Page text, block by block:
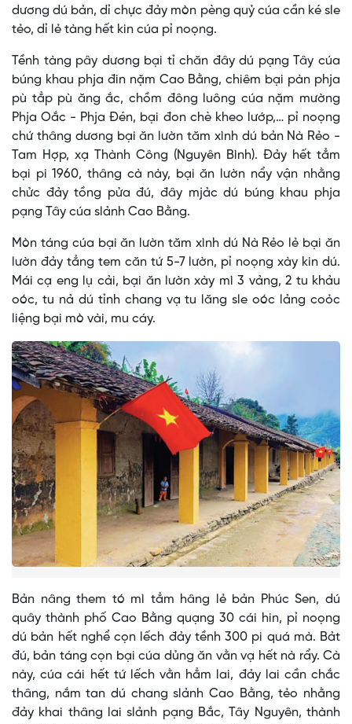
dương dú bản, dỉ chực đảy mòn pèng quỷ cúa cần ké sle
tẻo, dỉ lẻ tàng hết kin cúa pỉ noọng.
Tềnh tàng pây dương bại tỉ chăn đây dú pạng Tây cúa
búng khau phja đin nặm Cao Bằng, chiêm bại pàn phja
pù tẳp pù ăng ắc, chồm đông luông cúa nặm mường
Phja Oắc - Phja Đén, bại đon chè kheo lướp,… pỉ noọng
chứ thâng dương bại ăn lườn tăm xình dú bản Nà Rẻo -
Tam Hợp, xạ Thành Công (Nguyên Bình). Đảy hết tẳm
bại pi 1960, thâng cà này, bại ăn lườn nẩy vận nhằng
chửc đảy tồng pửa đú, đây mjảc dú búng khau phja
pạng Tây cúa slảnh Cao Bằng.
Mòn táng cúa bại ăn lườn tăm xình dú Nà Rẻo lẻ bại ăn
lườn đảy tẳng tem căn tứ 5-7 lườn, pỉ noọng xày kin dú.
Mái cạ eng lụ cải, bại ăn lườn xày mì 3 vảng, 2 tu khảu
oóc, tu nả dú tỉnh chang vạ tu lăng sle oóc lảng coỏc
liệng bại mò vài, mu cáy.
Bản nâng them tó mì tẳm hâng lẻ bản Phúc Sen, dú
quây thành phố Cao Bằng quạng 30 cái hin, pỉ noọng
dú bản hết nghể cọn lếch đảy tềnh 300 pi quá mà. Bảt
đú, bản táng cọn bại cúa dủng ăn vằn vạ hết nà rẩy. Cà
này, cúa cái hết tứ lếch vằn hẳm lai, đảy lai cần chắc
thâng, nắm tan dú chang slảnh Cao Bằng, tẻo nhằng
đảy khai thâng lai slảnh pạng Bắc, Tây Nguyên, thành